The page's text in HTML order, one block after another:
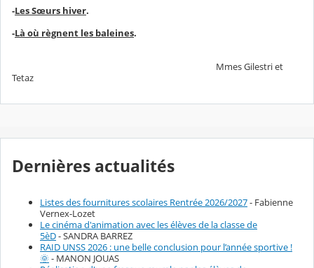
-Les Sœurs hiver.
-Là où règnent les baleines.
Mmes Gilestri et
Tetaz
Dernières actualités
Listes des fournitures scolaires Rentrée 2026/2027- Fabienne
Vernex-Lozet
Le cinéma d'animation avec les élèves de la classe de
5èD- SANDRA BARREZ
RAID UNSS 2026 : une belle conclusion pour l’année sportive !
🌞- MANON JOUAS